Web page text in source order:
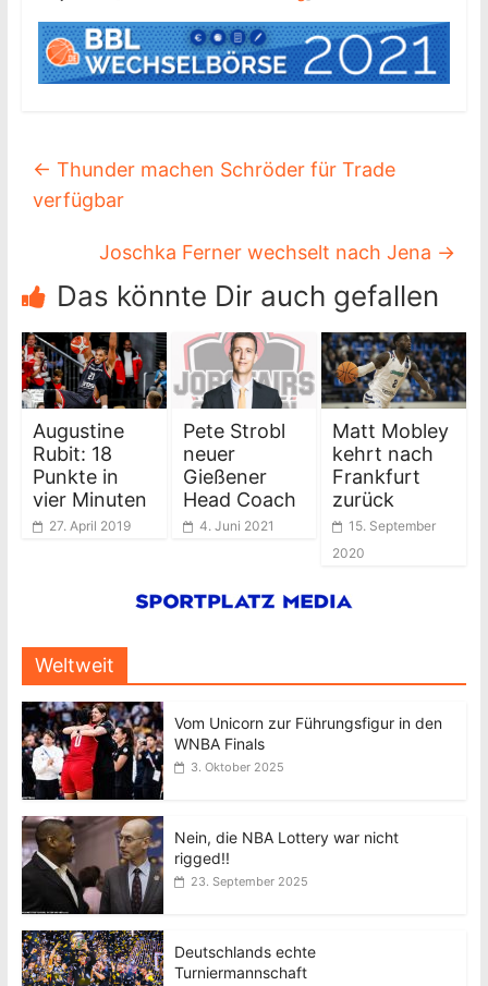
← Thunder machen Schröder für Trade
verfügbar
Joschka Ferner wechselt nach Jena →
Das könnte Dir auch gefallen
Augustine
Rubit: 18
Punkte in
vier Minuten
27. April 2019
Pete Strobl
neuer
Gießener
Head Coach
4. Juni 2021
Matt Mobley
kehrt nach
Frankfurt
zurück
15. September
2020
Weltweit
Vom Unicorn zur Führungsfigur in den
WNBA Finals
3. Oktober 2025
Nein, die NBA Lottery war nicht
rigged!!
23. September 2025
Deutschlands echte
Turniermannschaft